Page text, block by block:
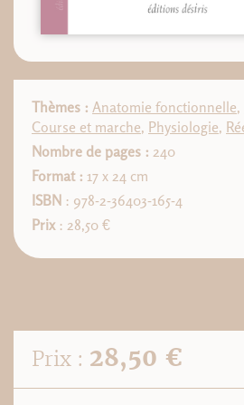
Thèmes : Anatomie fonctionnelle,
Course et marche, Physiologie,
Nombre de pages : 240
Format : 17 x 24 cm
ISBN : 978-2-36403-165-4
Prix: 28,50 €
Prix : 28,50 €